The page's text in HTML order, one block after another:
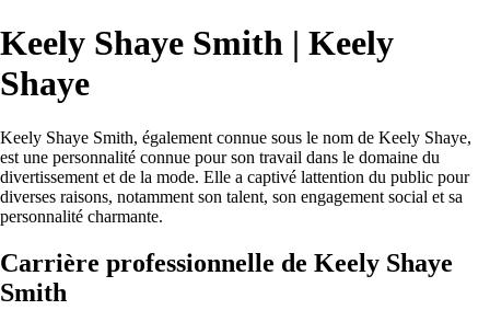
Keely Shaye Smith | Keely
Shaye
Keely Shaye Smith, également connue sous le nom de Keely Shaye,
est une personnalité connue pour son travail dans le domaine du
divertissement et de la mode. Elle a captivé lattention du public pour
diverses raisons, notamment son talent, son engagement social et sa
personnalité charmante.
Carrière professionnelle de Keely Shaye
Smith